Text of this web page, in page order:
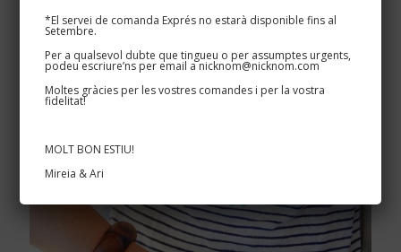
*El servei de comanda Exprés no estarà disponible fins al
Setembre.
Per a qualsevol dubte que tingueu o per assumptes urgents,
podeu escriure’ns per email a nicknom@nicknom.com
Moltes gràcies per les vostres comandes i per la vostra
fidelitat!
MOLT BON ESTIU!
Mireia & Ari